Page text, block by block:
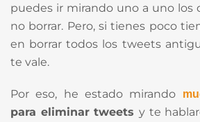
puedes ir mirando uno a uno los
no borrar. Pero, si tienes poco
en borrar todos los tweets
te vale.
Por eso, he estado mirando
para eliminar tweets y te